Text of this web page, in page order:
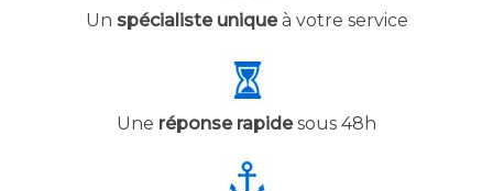
Un spécialiste uniqueà votre service
Une réponse rapidesous 48h